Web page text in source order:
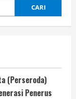
CARI
(Perseroda)
Penerus